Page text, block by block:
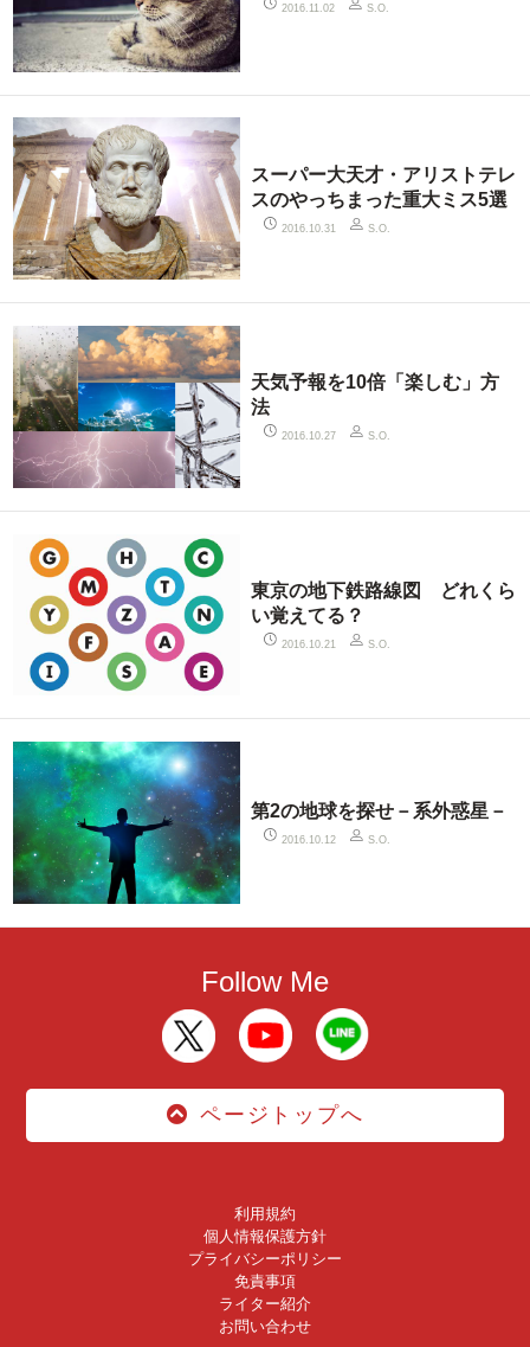
2016.11.02 S.O.
スーパー大天才・アリストテレ
スのやっちまった重大ミス5選
2016.10.31 S.O.
天気予報を10倍「楽しむ」方
法
2016.10.27 S.O.
東京の地下鉄路線図 どれくら
い覚えてる？
2016.10.21 S.O.
第2の地球を探せ－系外惑星－
2016.10.12 S.O.
Follow Me
ページトップへ
利用規約
個人情報保護方針
プライバシーポリシー
免責事項
ライター紹介
お問い合わせ